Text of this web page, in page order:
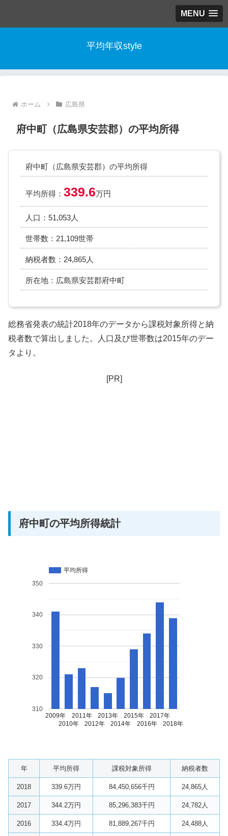
MENU
平均年収style
ホーム 広島県
府中町（広島県安芸郡）の平均所得
府中町（広島県安芸郡）の平均所得
平均所得： 339.6万円
人口：51,053人
世帯数：21,109世帯
納税者数：24,865人
所在地：広島県安芸郡府中町
総務省発表の統計2018年のデータから課税対象所得と納
税者数で算出しました。人口及び世帯数は2015年のデー
タより。
[PR]
府中町の平均所得統計
平均所得
2009年
2010年
2011年
2012年
2013年
2014年
2015年
2016年
2017年
2018年
310
320
330
340
350
年 平均所得 課税対象所得 納税者数
2018 339.6万円 84,450,656千円 24,865人
2017 344.2万円 85,296,383千円 24,782人
2016 334.4万円 81,889,267千円 24,488人